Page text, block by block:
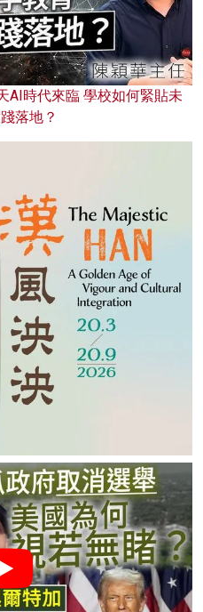
AI時代來臨 學校如何緊貼未
落地？